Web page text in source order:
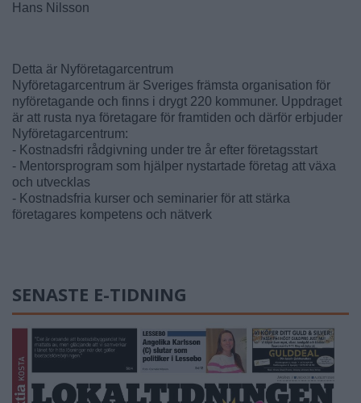
Hans Nilsson
Detta är Nyföretagarcentrum
Nyföretagarcentrum är Sveriges främsta organisation för
nyföretagande och finns i drygt 220 kommuner. Uppdraget
är att rusta nya företagare för framtiden och därför erbjuder
Nyföretagarcentrum:
- Kostnadsfri rådgivning under tre år efter företagsstart
- Mentorsprogram som hjälper nystartade företag att växa
och utvecklas
- Kostnadsfria kurser och seminarier för att stärka
företagares kompetens och nätverk
SENASTE E-TIDNING